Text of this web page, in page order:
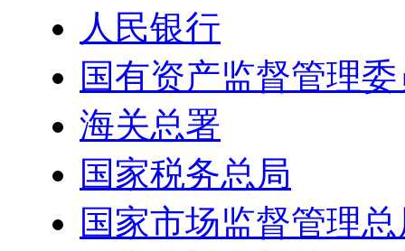
人民银行
国有资产监督管理
海关总署
国家税务总局
国家市场监督管理